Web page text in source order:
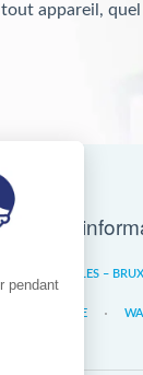
appareil,
IXELLES –
LIÈGE